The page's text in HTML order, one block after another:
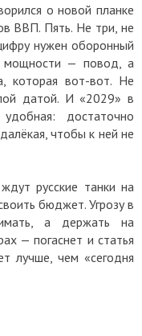
о новой планке
ВВП. Пять. Не три, не
нужен оборонный
мощности — повод, а
которая вот-вот. Не
датой. И «2029» в
достаточно
чтобы к ней не
русские танки на
бюджет. Угрозу в
а держать на
— погаснет и статья
лучше, чем «сегодня